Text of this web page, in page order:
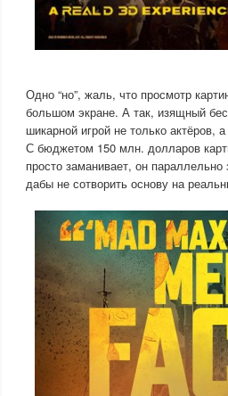
Одно “но”, жаль, что просмотр
большом экране. А так, изящный
шикарной игрой не только актёров,
С бюджетом 150 млн. долларов
просто заманивает, он
дабы не сотворить основу на